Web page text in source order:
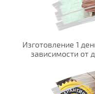
Изготовление 1
зависимости от